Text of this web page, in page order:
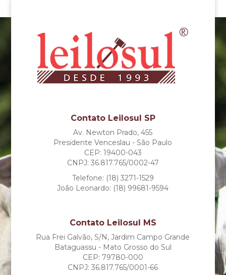
Contato Leilosul SP
Av. Newton Prado, 455
Presidente Venceslau - São Paulo
CEP: 19400-043
CNPJ: 36.817.765/0002-47
Telefone: (18) 3271-1529
João Leonardo: (18) 99681-9594
Contato Leilosul MS
Rua Frei Galvão, S/N, Jardim Campo Grande
Bataguassu - Mato Grosso do Sul
CEP: 79780-000
CNPJ: 36.817.765/0001-66